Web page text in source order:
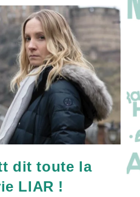
dit toute la
LIAR !